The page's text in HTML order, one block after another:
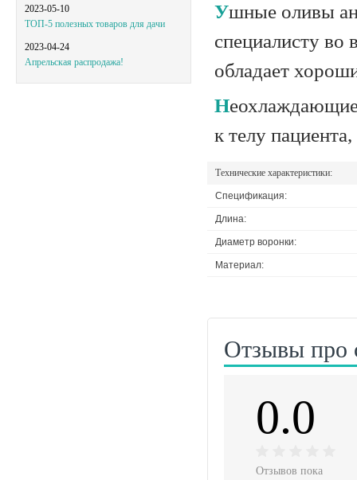
2023-05-10
ТОП-5 полезных товаров для дачи
2023-04-24
Апрельская распродажа!
Ушные оливы анатомической формы не доставляют дискомфорта
специалисту
обладает
Неохлаждающие специальные кольца и мембрана дают плотное прилегание
к телу
Технические характеристики:
Спецификация:
Длина:
Диаметр воронки:
Материал:
Отзывы про
0.0
Отзывов пока